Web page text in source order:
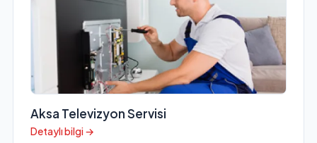
Aksa Televizyon Servisi
Detaylı bilgi →